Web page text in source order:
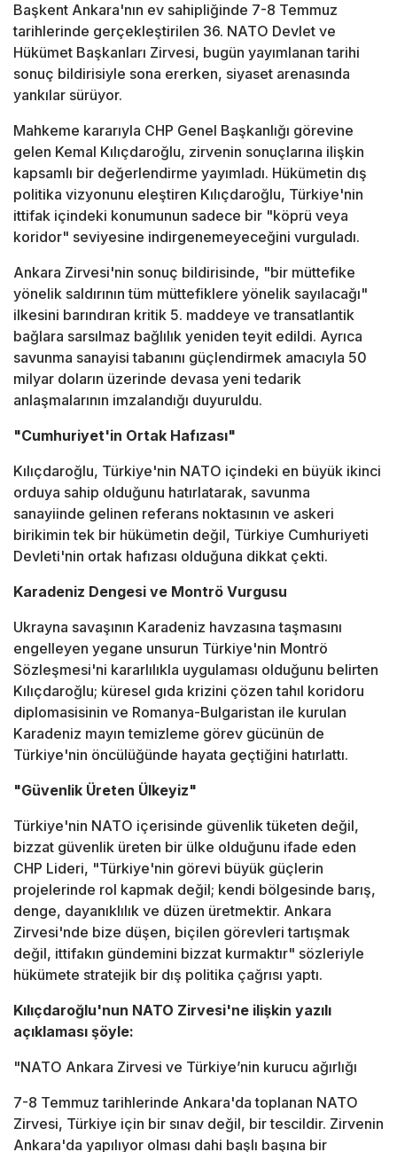
Başkent Ankara'nın ev sahipliğinde 7-8 Temmuz
tarihlerinde gerçekleştirilen 36. NATO Devlet ve
Hükümet Başkanları Zirvesi, bugün yayımlanan tarihi
sonuç bildirisiyle sona ererken, siyaset arenasında
yankılar sürüyor.
Mahkeme kararıyla CHP Genel Başkanlığı görevine
gelen Kemal Kılıçdaroğlu, zirvenin sonuçlarına ilişkin
kapsamlı bir değerlendirme yayımladı. Hükümetin dış
politika vizyonunu eleştiren Kılıçdaroğlu, Türkiye'nin
ittifak içindeki konumunun sadece bir "köprü veya
koridor" seviyesine indirgenemeyeceğini vurguladı.
Ankara Zirvesi'nin sonuç bildirisinde, "bir müttefike
yönelik saldırının tüm müttefiklere yönelik sayılacağı"
ilkesini barındıran kritik 5. maddeye ve transatlantik
bağlara sarsılmaz bağlılık yeniden teyit edildi. Ayrıca
savunma sanayisi tabanını güçlendirmek amacıyla 50
milyar doların üzerinde devasa yeni tedarik
anlaşmalarının imzalandığı duyuruldu.
"Cumhuriyet'in Ortak Hafızası"
Kılıçdaroğlu, Türkiye'nin NATO içindeki en büyük ikinci
orduya sahip olduğunu hatırlatarak, savunma
sanayiinde gelinen referans noktasının ve askeri
birikimin tek bir hükümetin değil, Türkiye Cumhuriyeti
Devleti'nin ortak hafızası olduğuna dikkat çekti.
Karadeniz Dengesi ve Montrö Vurgusu
Ukrayna savaşının Karadeniz havzasına taşmasını
engelleyen yegane unsurun Türkiye'nin Montrö
Sözleşmesi'ni kararlılıkla uygulaması olduğunu belirten
Kılıçdaroğlu; küresel gıda krizini çözen tahıl koridoru
diplomasisinin ve Romanya-Bulgaristan ile kurulan
Karadeniz mayın temizleme görev gücünün de
Türkiye'nin öncülüğünde hayata geçtiğini hatırlattı.
"Güvenlik Üreten Ülkeyiz"
Türkiye'nin NATO içerisinde güvenlik tüketen değil,
bizzat güvenlik üreten bir ülke olduğunu ifade eden
CHP Lideri, "Türkiye'nin görevi büyük güçlerin
projelerinde rol kapmak değil; kendi bölgesinde barış,
denge, dayanıklılık ve düzen üretmektir. Ankara
Zirvesi'nde bize düşen, biçilen görevleri tartışmak
değil, ittifakın gündemini bizzat kurmaktır" sözleriyle
hükümete stratejik bir dış politika çağrısı yaptı.
Kılıçdaroğlu'nun NATO Zirvesi'ne ilişkin yazılı
açıklaması şöyle:
"NATO Ankara Zirvesi ve Türkiye’nin kurucu ağırlığı
7-8 Temmuz tarihlerinde Ankara'da toplanan NATO
Zirvesi, Türkiye için bir sınav değil, bir tescildir. Zirvenin
Ankara'da yapılıyor olması dahi başlı başına bir